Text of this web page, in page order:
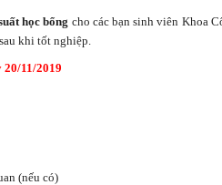
học bổng cho các bạn sinh viên Khoa
khi tốt nghiệp.
20/11/2019
(nếu có)